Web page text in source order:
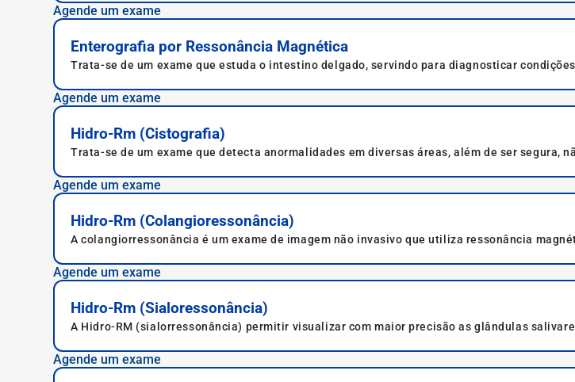
Agende um exame
Enterografia por Ressonância Magnética
Trata-se de um exame que estuda o intestino delgado, servindo para diagnosticar
Agende um exame
Hidro-Rm (Cistografia)
Trata-se de um exame que detecta anormalidades em diversas áreas, além de ser segura,
Agende um exame
Hidro-Rm (Colangioressonância)
A colangiorressonância é um exame de imagem não invasivo que utiliza ressonância
Agende um exame
Hidro-Rm (Sialoressonância)
A Hidro-RM (sialorressonância) permitir visualizar com maior precisão as glândulas
Agende um exame